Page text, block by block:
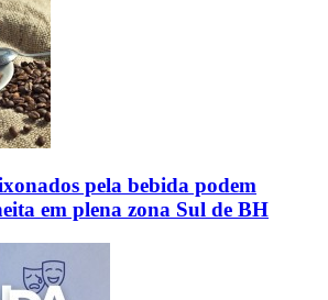
pela bebida podem
em plena zona Sul de BH